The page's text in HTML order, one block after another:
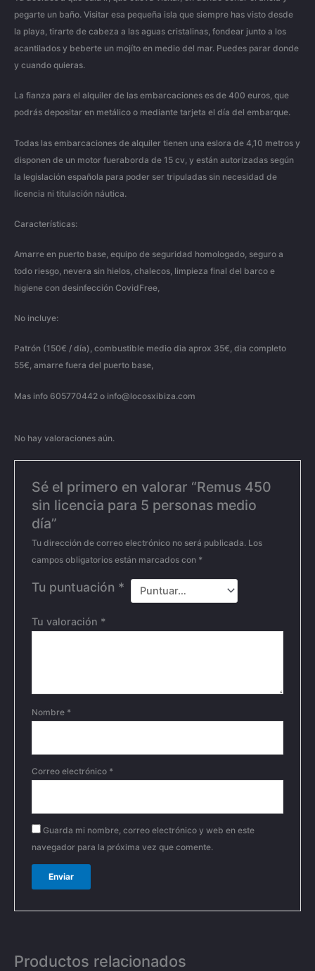
pegarte un baño. Visitar esa pequeña isla que siempre has visto desde
la playa, tirarte de cabeza a las aguas cristalinas, fondear junto a los
acantilados y beberte un mojíto en medio del mar. Puedes parar donde
y cuando quieras.
La fianza para el alquiler de las embarcaciones es de 400 euros, que
podrás depositar en metálico o mediante tarjeta el día del embarque.
Todas las embarcaciones de alquiler tienen una eslora de 4,10 metros y
disponen de un motor fueraborda de 15 cv, y están autorizadas según
la legislación española para poder ser tripuladas sin necesidad de
licencia ni titulación náutica.
Características:
Amarre en puerto base, equipo de seguridad homologado, seguro a
todo riesgo, nevera sin hielos, chalecos, limpieza final del barco e
higiene con desinfección CovidFree,
No incluye:
Patrón (150€ / día), combustible medio dia aprox 35€, dia completo
55€, amarre fuera del puerto base,
Mas info 605770442 o info@locosxibiza.com
No hay valoraciones aún.
Sé el primero en valorar “Remus 450
sin licencia para 5 personas medio
día”
Tu dirección de correo electrónico no será publicada. Los
campos obligatorios están marcados con *
Tu puntuación *
Tu valoración *
Nombre *
Correo electrónico *
Guarda mi nombre, correo electrónico y web en este
navegador para la próxima vez que comente.
Productos relacionados